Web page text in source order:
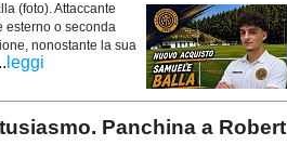
(foto). Attaccante
esterno o seconda
nonostante la sua
leggi
Panchina a Robert